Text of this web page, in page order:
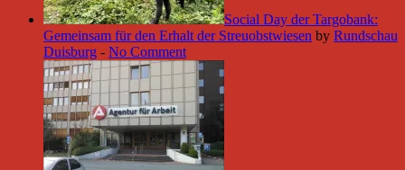
Social Day der Targobank:
Gemeinsam für den Erhalt der Streuobstwiesen by Rundschau
Duisburg - No Comment